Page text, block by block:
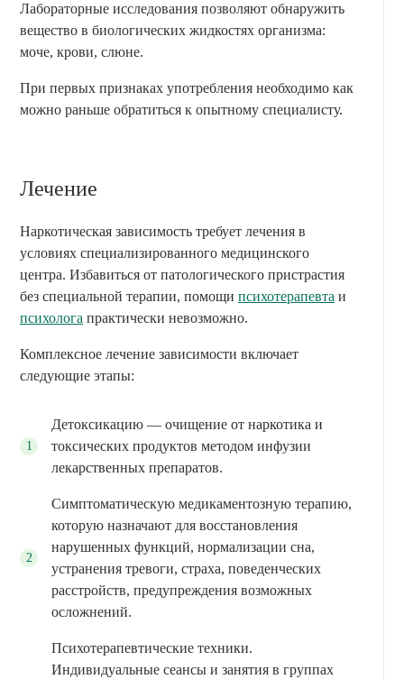
Лабораторные исследования позволяют обнаружить
вещество в биологических жидкостях организма:
моче, крови, слюне.
При первых признаках употребления необходимо как
можно раньше обратиться к опытному специалисту.
Лечение
Наркотическая зависимость требует лечения в
условиях специализированного медицинского
центра. Избавиться от патологического пристрастия
без специальной терапии, помощи психотерапевта и
психолога практически невозможно.
Комплексное лечение зависимости включает
следующие этапы:
Детоксикацию — очищение от наркотика и
токсических продуктов методом инфузии
лекарственных препаратов.
Симптоматическую медикаментозную терапию,
которую назначают для восстановления
нарушенных функций, нормализации сна,
устранения тревоги, страха, поведенческих
расстройств, предупреждения возможных
осложнений.
Психотерапевтические техники.
Индивидуальные сеансы и занятия в группах